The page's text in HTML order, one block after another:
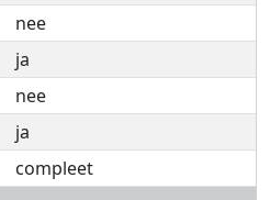
nee
ja
nee
ja
compleet